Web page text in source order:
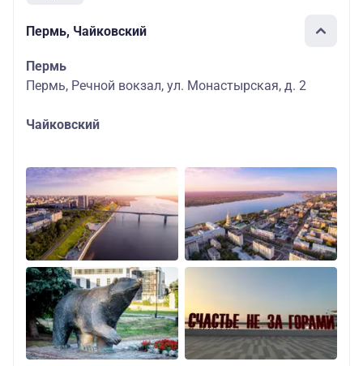
Пермь, Чайковский
Пермь
Пермь, Речной вокзал, ул. Монастырская, д. 2
Чайковский